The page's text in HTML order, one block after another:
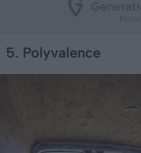
5. Polyvalence